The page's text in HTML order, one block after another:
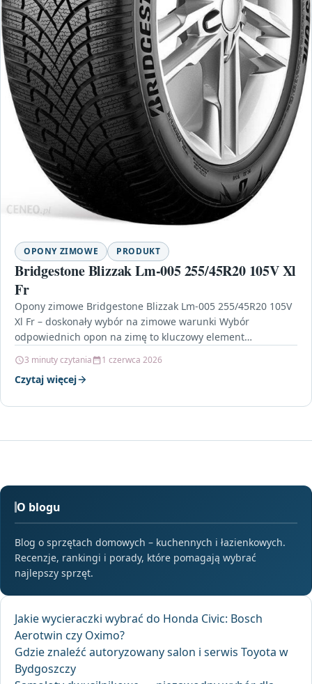
OPONY ZIMOWE PRODUKT
Bridgestone Blizzak Lm-005 255/45R20 105V Xl
Fr
Opony zimowe Bridgestone Blizzak Lm-005 255/45R20 105V
Xl Fr – doskonały wybór na zimowe warunki Wybór
odpowiednich opon na zimę to kluczowy element
3 minuty czytania 1 czerwca 2026
Czytaj więcej
O blogu
Blog o sprzętach domowych – kuchennych i łazienkowych.
Recenzje, rankingi i porady, które pomagają wybrać
najlepszy sprzęt.
Jakie wycieraczki wybrać do Honda Civic: Bosch
Aerotwin czy Oximo?
Gdzie znaleźć autoryzowany salon i serwis Toyota w
Bydgoszczy